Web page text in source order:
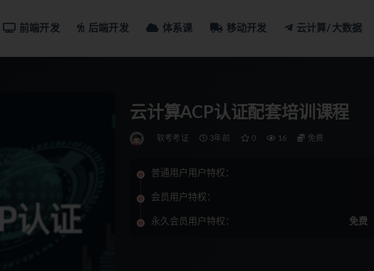
前端开发 后端开发 体系课 移动开发 云计算/大数据
云计算ACP认证配套培训课程
软考考证 3年前 0 16 免费
普通用户用户特权：
会员用户特权：
永久会员用户特权： 免费